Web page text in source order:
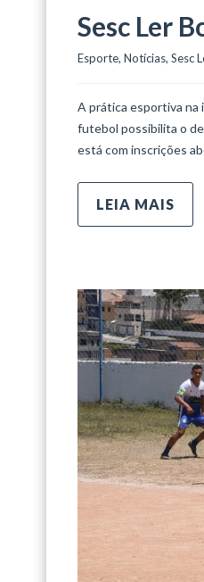
Sesc Ler
Esporte, Notícias, Sesc
A prática esportiva na
futebol possibilita o
está com inscrições
LEIA MAIS